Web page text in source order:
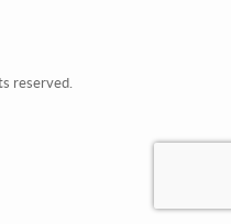
reserved.